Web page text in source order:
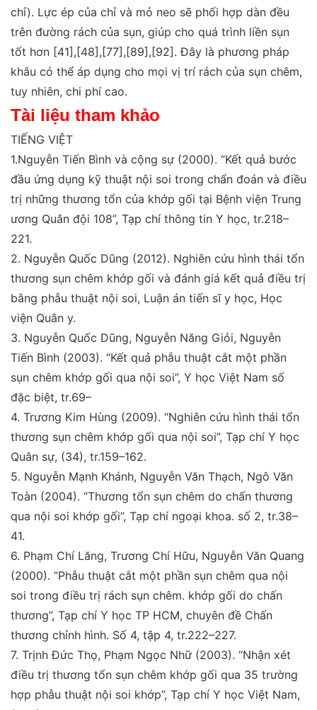
chỉ). Lực ép của chỉ và mỏ neo sẽ phối hợp dàn đều
trên đường rách của sụn, giúp cho quá trình liền sụn
tốt hơn [41],[48],[77],[89],[92]. Đây là phương pháp
khâu có thể áp dụng cho mọi vị trí rách của sụn chêm,
tuy nhiên, chi phí cao.
Tài liệu tham khảo
TIẾNG VIỆT
1.Nguyễn Tiến Bình và cộng sự (2000). “Kết quả bước
đầu ứng dụng kỹ thuật nội soi trong chẩn đoán và điều
trị những thương tổn của khớp gối tại Bệnh viện Trung
ương Quân đội 108”, Tạp chí thông tin Y học, tr.218–
221.
2. Nguyễn Quốc Dũng (2012). Nghiên cứu hình thái tổn
thương sụn chêm khớp gối và đánh giá kết quả điều trị
bằng phẫu thuật nội soi, Luận án tiến sĩ y học, Học
viện Quân y.
3. Nguyễn Quốc Dũng, Nguyễn Năng Giỏi, Nguyễn
Tiến Bình (2003). “Kết quả phẫu thuật cắt một phần
sụn chêm khớp gối qua nội soi”, Y học Việt Nam số
đặc biệt, tr.69–
4. Trương Kim Hùng (2009). “Nghiên cứu hình thái tổn
thương sụn chêm khớp gối qua nội soi”, Tạp chí Y học
Quân sự, (34), tr.159–162.
5. Nguyễn Mạnh Khánh, Nguyễn Văn Thạch, Ngô Văn
Toàn (2004). “Thương tổn sụn chêm do chấn thương
qua nội soi khớp gối”, Tạp chí ngoại khoa. số 2, tr.38–
41.
6. Phạm Chí Lăng, Trương Chí Hữu, Nguyễn Văn Quang
(2000). “Phẫu thuật cắt một phần sụn chêm qua nội
soi trong điều trị rách sụn chêm. khớp gối do chấn
thương”, Tạp chí Y học TP HCM, chuyên đề Chấn
thương chỉnh hình. Số 4, tập 4, tr.222–227.
7. Trịnh Đức Thọ, Phạm Ngọc Nhữ (2003). “Nhận xét
điều trị thương tổn sụn chêm khớp gối qua 35 trường
hợp phẫu thuật nội soi khớp”, Tạp chí Y học Việt Nam,